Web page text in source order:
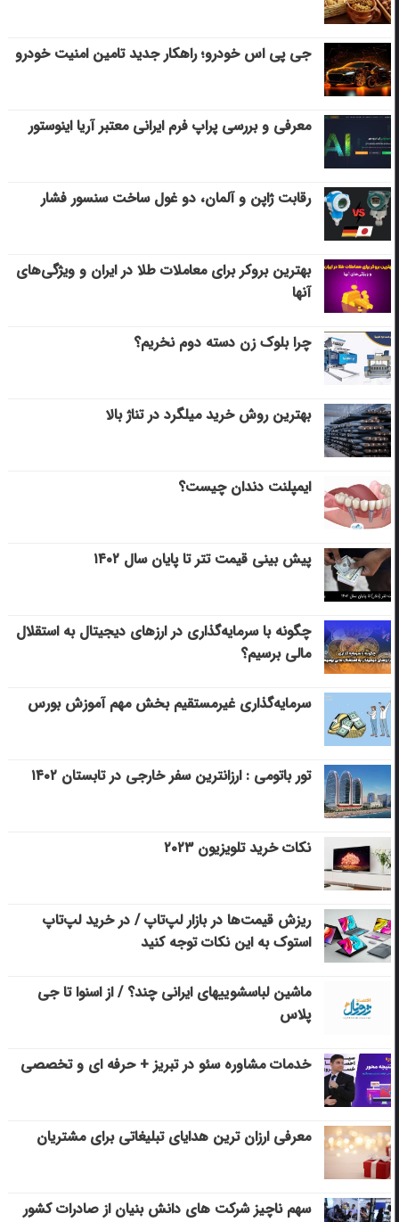
جی پی اس خودرو؛ راهکار جدید تامین امنیت خودرو
معرفی و بررسی پراپ فرم ایرانی معتبر آریا اینوستور
رقابت ژاپن و آلمان، دو غول ساخت سنسور فشار
بهترین بروکر برای معاملات طلا در ایران و ویژگی‌های
آنها
چرا بلوک زن دسته دوم نخریم؟
بهترین روش خرید میلگرد در تناژ بالا
ایمپلنت دندان چیست؟
پیش بینی قیمت تتر تا پایان سال ۱۴۰۲
چگونه با سرمایه‌گذاری در ارزهای دیجیتال به استقلال
مالی برسیم؟
سرمایه‌گذاری غیرمستقیم بخش مهم آموزش بورس
تور باتومی : ارزانترین سفر خارجی در تابستان ۱۴۰۲
نکات خرید تلویزیون ۲۰۲۳
ریزش قیمت‌ها در بازار لپ‌تاپ / در خرید لپ‌تاپ
استوک به این نکات توجه کنید
ماشین لباسشویی‎های ایرانی چند؟ / از اسنوا تا جی
پلاس
خدمات مشاوره سئو در تبریز + حرفه ای و تخصصی
معرفی ارزان ترین هدایای تبلیغاتی برای مشتریان
سهم ناچیز شرکت های دانش بنیان از صادرات کشور